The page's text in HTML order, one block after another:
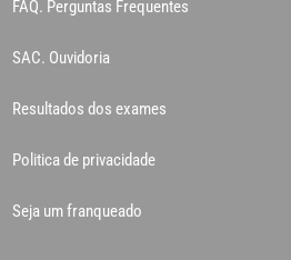
FAQ. Perguntas Frequentes
SAC. Ouvidoria
Resultados dos exames
Politica de privacidade
Seja um franqueado